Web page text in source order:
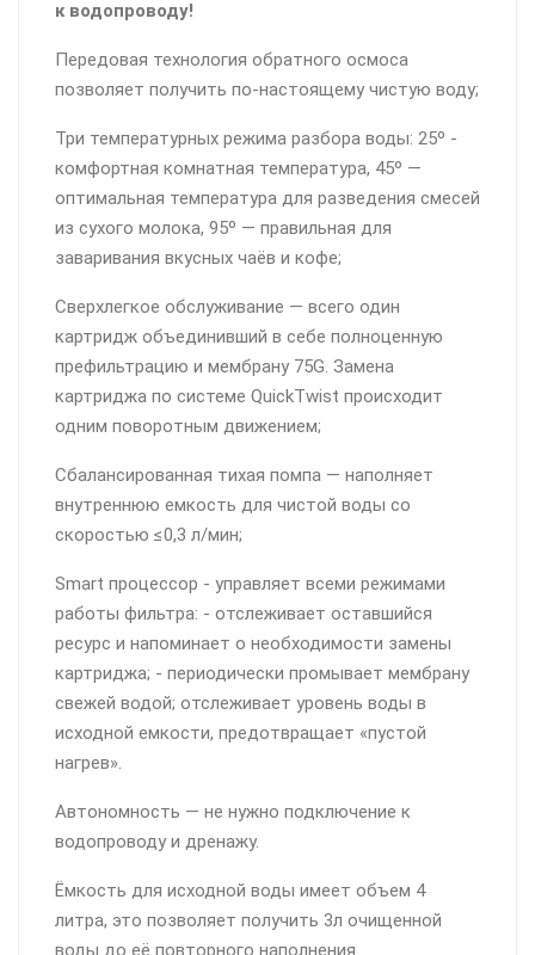
к водопроводу!
Передовая технология обратного осмоса
позволяет получить по-настоящему чистую воду;
Три температурных режима разбора воды: 25º -
комфортная комнатная температура, 45º —
оптимальная температура для разведения смесей
из сухого молока, 95º — правильная для
заваривания вкусных чаёв и кофе;
Сверхлегкое обслуживание — всего один
картридж объединивший в себе полноценную
префильтрацию и мембрану 75G. Замена
картриджа по системе QuickTwist происходит
одним поворотным движением;
Сбалансированная тихая помпа — наполняет
внутреннюю емкость для чистой воды со
скоростью ≤0,3 л/мин;
Smart процессор - управляет всеми режимами
работы фильтра: - отслеживает оставшийся
ресурс и напоминает о необходимости замены
картриджа; - периодически промывает мембрану
свежей водой; отслеживает уровень воды в
исходной емкости, предотвращает «пустой
нагрев».
Автономность — не нужно подключение к
водопроводу и дренажу.
Ёмкость для исходной воды имеет объем 4
литра, это позволяет получить 3л очищенной
воды до её повторного наполнения.